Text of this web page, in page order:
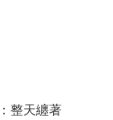
整天纏著